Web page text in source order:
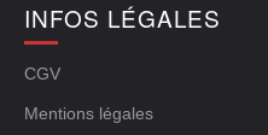
INFOS LÉGALES
CGV
Mentions légales